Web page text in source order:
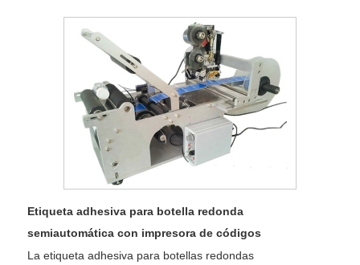
Etiqueta adhesiva para botella redonda
semiautomática con impresora de códigos
La etiqueta adhesiva para botellas redondas